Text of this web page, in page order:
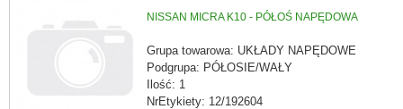
NISSAN MICRA K10 - PÓŁOŚ NAPĘDOWA
Grupa towarowa: UKŁADY NAPĘDOWE
Podgrupa: PÓŁOSIE/WAŁY
Ilość: 1
NrEtykiety: 12/192604